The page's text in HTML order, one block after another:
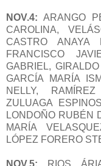
NOV.4: ARANGO
CAROLINA,
CASTRO ANAYA
FRANCISCO
GABRIEL,
GARCÍA MARÍA
NELLY,
ZULUAGA
LONDOÑO RUBÉN
MARÍA
LÓPEZ FORERO
NOV.5:
RIOS